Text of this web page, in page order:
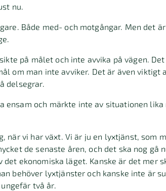
nu.
Både med- och motgångar. Men det
på målet och inte avvika på vägen.
om man inte avviker. Det är även viktigt
delsegrar.
ensam och märkte inte av situationen lika
när vi har växt. Vi är ju en lyxtjänst, som
de senaste åren, och det ska nog gå
ekonomiska läget. Kanske är det mer
behöver lyxtjänster och kanske inte är
två år.